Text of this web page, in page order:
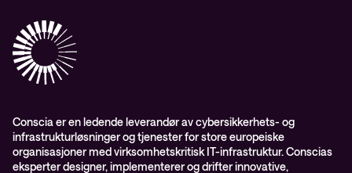
Conscia Education Services
Conscia er en ledende leverandør av cybersikkerhets- og
infrastrukturløsninger og tjenester for store europeiske
organisasjoner med virksomhetskritisk IT-infrastruktur. Conscias
eksperter designer, implementerer og drifter innovative,